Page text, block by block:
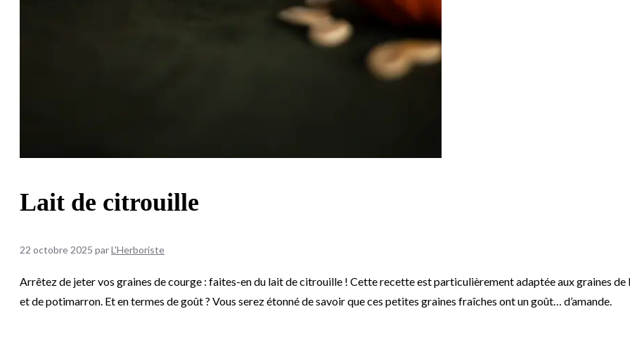
Lait de citrouille
22 octobre 2025 parL'Herboriste
Arrêtez de jeter vos graines de courge : faites-en du lait de citrouille ! Cette recette est particulièrement adaptée aux graines
et de potimarron. Et en termes de goût ? Vous serez étonné de savoir que ces petites graines fraîches ont un goût… d’amande.